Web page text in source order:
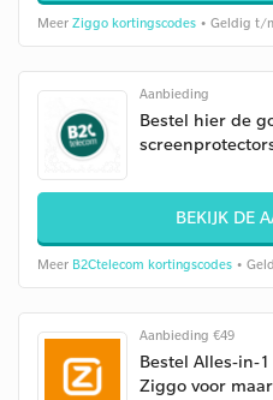
Meer Ziggo kortingscodes • Geldig t/
Aanbieding
Bestel hier de
BEKIJK DE
Meer B2Ctelecom kortingscodes •
Aanbieding €49
Bestel Alles-in-
Ziggo voor